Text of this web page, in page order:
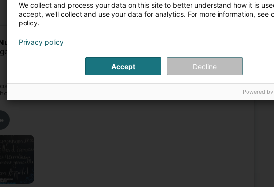
Restaurant Traditionnel Kichen Brunch Zalot
& Sandra
eng onverzichtbar Plaz fir all déi, déi e Moment vu Gemittlechkeet a
Café, deen am Häerz vun der Gemeng Steesel läit, lued zur Entspanung
We collect and process your data on this site to better understand how it is
accept, we'll collect and use your data for analytics. For more information, see
policy.
Privacy policy
Accept Decline
Powered by